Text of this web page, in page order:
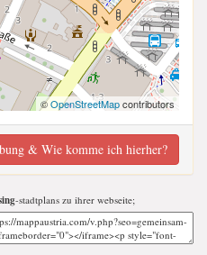
©OpenStreetMapcontributors
& Wie komme ich hierher?
-stadtplans zu ihrer webseite;